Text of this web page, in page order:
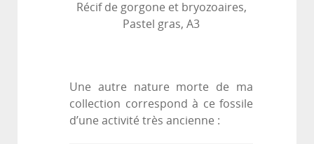
Récif de gorgone et bryozoaires,
Pastel gras, A3
Une autre nature morte de ma
collection correspond à ce fossile
d’une activité très ancienne :